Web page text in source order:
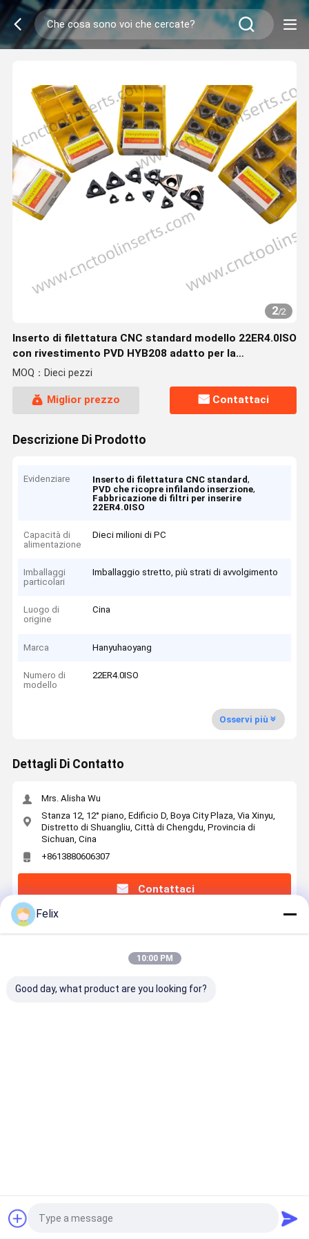
2/2
Inserto di filettatura CNC standard modello 22ER4.0ISO
con rivestimento PVD HYB208 adatto per la
lavorazione di materiali difficili da macchinare, ad
MOQ：Dieci pezzi
Miglior prezzo Contattaci
Descrizione Di Prodotto
Evidenziare Inserto di filettatura CNC standard,
PVD che ricopre infilando inserzione,
Fabbricazione di filtri per inserire
22ER4.0ISO
Capacità di
alimentazione
Dieci milioni di PC
Imballaggi
particolari
Imballaggio stretto, più strati di avvolgimento
Luogo di
origine
Cina
Marca Hanyuhaoyang
Numero di
modello
22ER4.0ISO
Osservi più
Dettagli Di Contatto
Mrs. Alisha Wu
Stanza 12, 12° piano, Edificio D, Boya City Plaza, Via Xinyu,
Distretto di Shuangliu, Città di Chengdu, Provincia di
Sichuan, Cina
+8613880606307
Contattaci
Ottieni Il Miglior Prezzo Per
22ER4.0ISO con rivestimento PVD HYB208
adatto per la lavorazione di materiali difficili
Sichuan Hanyu Haoyang Tools Co., Ltd.. All Rights Reserved.
Felix
10:00 PM
Good day, what product are you looking for?